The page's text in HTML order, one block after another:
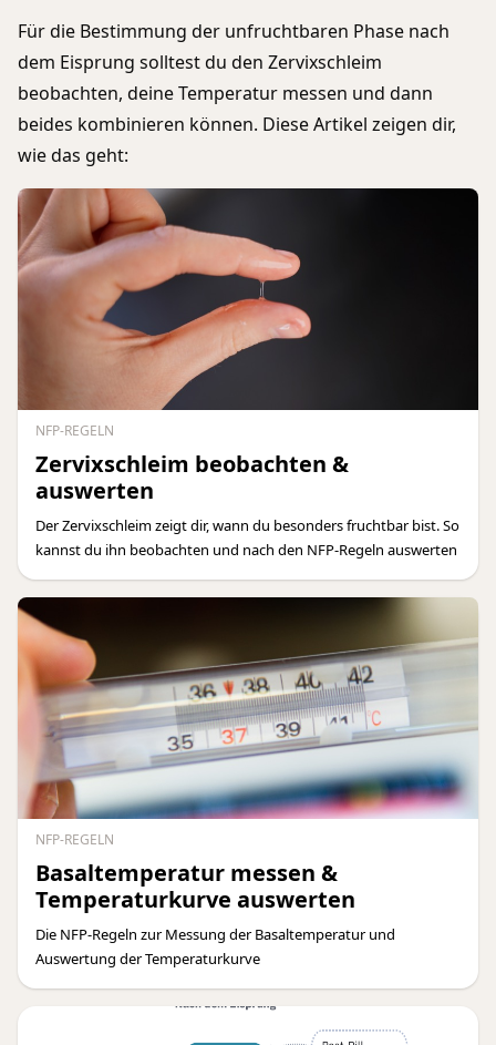
Für die Bestimmung der unfruchtbaren Phase nach
dem Eisprung solltest du den Zervixschleim
beobachten, deine Temperatur messen und dann
beides kombinieren können. Diese Artikel zeigen dir,
wie das geht:
NFP-REGELN
Zervixschleim beobachten &
auswerten
Der Zervixschleim zeigt dir, wann du besonders fruchtbar bist. So
kannst du ihn beobachten und nach den NFP-Regeln auswerten
NFP-REGELN
Basaltemperatur messen &
Temperaturkurve auswerten
Die NFP-Regeln zur Messung der Basaltemperatur und
Auswertung der Temperaturkurve